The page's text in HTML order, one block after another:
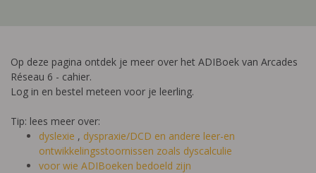
Op deze pagina ontdek je meer over het ADIBoek van Arcades
Réseau 6 - cahier.
Log in en bestel meteen voor je leerling.
Tip: lees meer over:
dyslexie , dyspraxie/DCD en andere leer-en
ontwikkelingsstoornissen zoals dyscalculie
voor wie ADIBoeken bedoeld zijn